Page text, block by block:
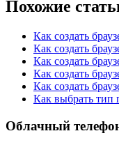
Похожие
Как создать
Как создать
Как создать
Как создать
Как создать
Как выбрать тип
Облачный